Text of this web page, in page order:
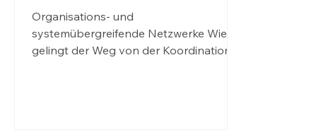
Organisations- und
systemübergreifende Netzwerke Wie
gelingt der Weg von der Koordination